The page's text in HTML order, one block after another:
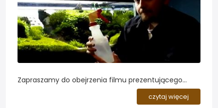
Zapraszamy do obejrzenia filmu prezentującego
aplikację wody utlenionej jako sposobu na skuteczne
zwalczanie glonów w akwarium roślinnym...czytaj więcej